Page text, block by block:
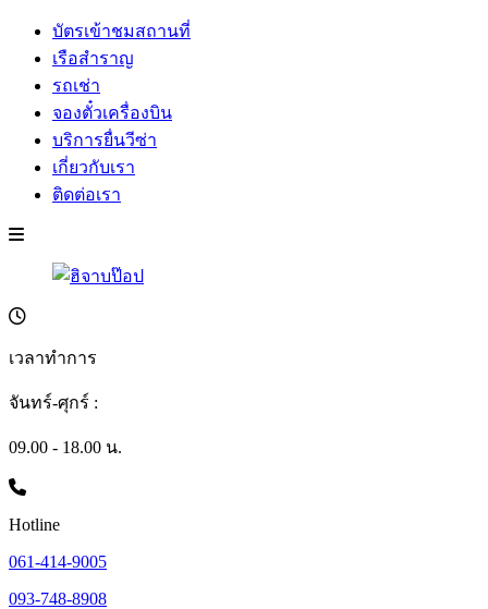
บัตรเข้าชมสถานที่
เรือสำราญ
รถเช่า
จองตั๋วเครื่องบิน
บริการยื่นวีซ่า
เกี่ยวกับเรา
ติดต่อเรา
เวลาทำการ
จันทร์-ศุกร์ :
09.00 - 18.00 น.
Hotline
061-414-9005
093-748-8908